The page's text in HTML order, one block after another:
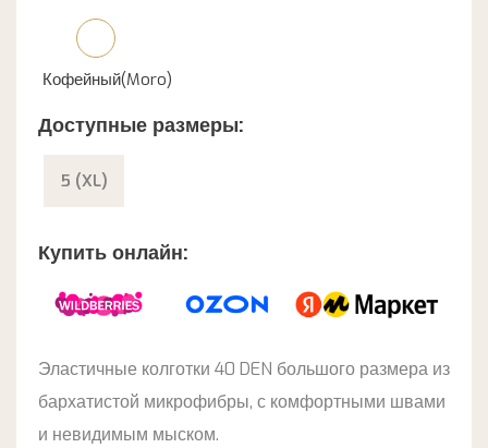
Кофейный(Moro)
Доступные размеры:
5 (XL)
Купить онлайн:
Эластичные колготки 40 DEN большого размера из
бархатистой микрофибры, с комфортными швами
и невидимым мыском.